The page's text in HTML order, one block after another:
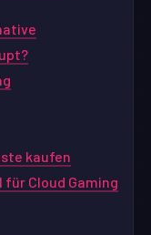
kaufen
Cloud Gaming